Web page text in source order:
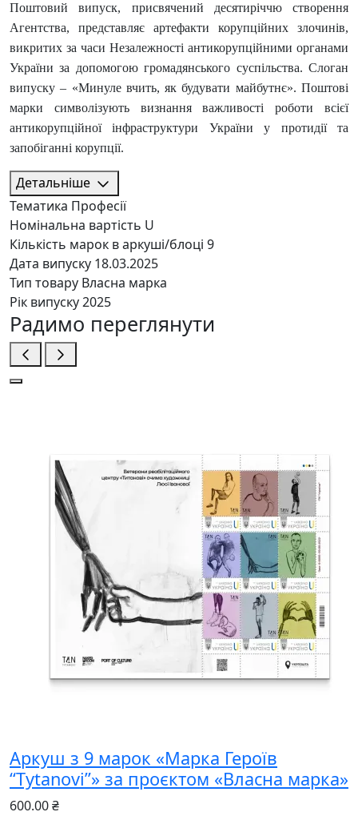
Поштовий випуск, присвячений десятиріччю створення
Агентства, представляє артефакти корупційних злочинів,
викритих за часи Незалежності антикорупційними органами
України за допомогою громадянського суспільства. Слоган
випуску – «Минуле вчить, як будувати майбутнє». Поштові
марки символізують визнання важливості роботи всієї
антикорупційної інфраструктури України у протидії та
запобіганні корупції.
Детальніше
Тематика Професії
Номінальна вартість U
Кількість марок в аркуші/блоці 9
Дата випуску 18.03.2025
Тип товару Власна марка
Рік випуску2025
Радимо переглянути
Аркуш з 9 марок «Марка Героїв
“Tytanovi”» за проєктом «Власна марка»
600.00 ₴